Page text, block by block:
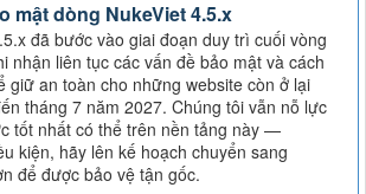
mật dòng NukeViet 4.5.x
đã bước vào giai đoạn duy trì cuối vòng
nhận liên tục các vấn đề bảo mật và cách
giữ an toàn cho những website còn ở lại
tháng 7 năm 2027. Chúng tôi vẫn nỗ lực
tốt nhất có thể trên nền tảng này —
kiện, hãy lên kế hoạch chuyển sang
để được bảo vệ tận gốc.